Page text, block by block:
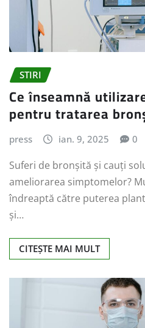
STIRI
Ce înseamnă
pentru tratarea
press ian. 9, 2025 0
Suferi de bronșită și cauți
ameliorarea simptomelor?
îndreaptă către puterea
și…
CITEȘTE MAI MULT